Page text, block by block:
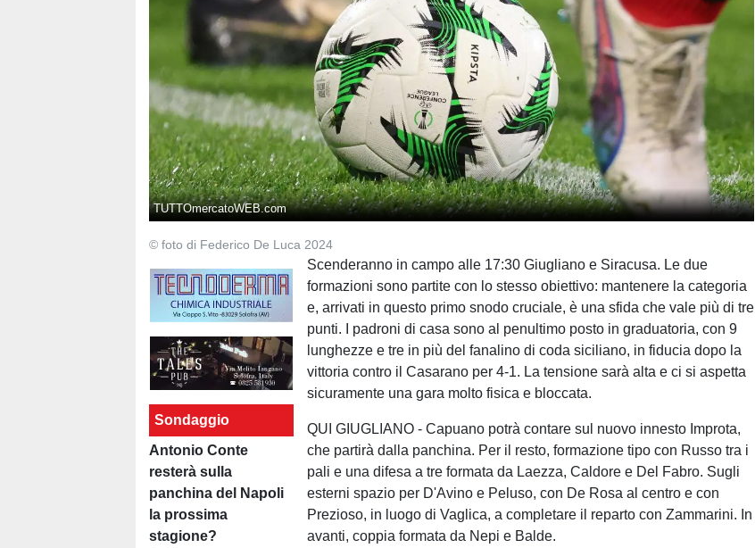
TUTTOmercatoWEB.com
© foto di Federico De Luca 2024
Sondaggio
Antonio Conte
resterà sulla
panchina del Napoli
la prossima
stagione?
Scenderanno in campo alle 17:30 Giugliano e Siracusa. Le due
formazioni sono partite con lo stesso obiettivo: mantenere la categoria
e, arrivati in questo primo snodo cruciale, è una sfida che vale più di tre
punti. I padroni di casa sono al penultimo posto in graduatoria, con 9
lunghezze e tre in più del fanalino di coda siciliano, in fiducia dopo la
vittoria contro il Casarano per 4-1. La tensione sarà alta e ci si aspetta
sicuramente una gara molto fisica e bloccata.
QUI GIUGLIANO - Capuano potrà contare sul nuovo innesto Improta,
che partirà dalla panchina. Per il resto, formazione tipo con Russo tra i
pali e una difesa a tre formata da Laezza, Caldore e Del Fabro. Sugli
esterni spazio per D'Avino e Peluso, con De Rosa al centro e con
Prezioso, in luogo di Vaglica, a completare il reparto con Zammarini. In
avanti, coppia formata da Nepi e Balde.